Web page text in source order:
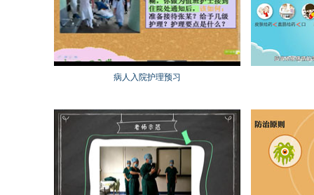
病人入院护理预习